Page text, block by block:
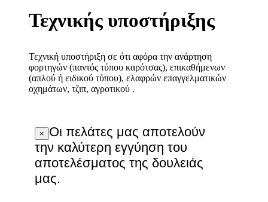
Τεχνικής υποστήριξης
Τεχνική υποστήριξη σε ότι αφόρα την ανάρτηση
φορτηγών (παντός τύπου καρότσας), επικαθήμενων
(απλού ή ειδικού τύπου), ελαφρών επαγγελματικών
οχημάτων, τζιπ, αγροτικού .
×
Οι πελάτες μας αποτελούν
την καλύτερη εγγύηση του
αποτελέσματος της δουλειάς
μας.